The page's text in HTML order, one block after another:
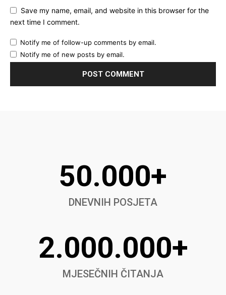
Save my name, email, and website in this browser for the
next time I comment.
Notify me of follow-up comments by email.
Notify me of new posts by email.
50.000+
DNEVNIH POSJETA
2.000.000+
MJESEČNIH ČITANJA